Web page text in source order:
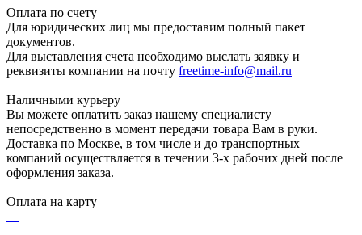
Оплата по счету
Для юридических лиц мы предоставим полный пакет
документов.
Для выставления счета необходимо выслать заявку и
реквизиты компании на почту freetime-info@mail.ru
Наличными курьеру
Вы можете оплатить заказ нашему специалисту
непосредственно в момент передачи товара Вам в руки.
Доставка по Москве, в том числе и до транспортных
компаний осуществляется в течении 3-х рабочих дней после
оформления заказа.
Оплата на карту